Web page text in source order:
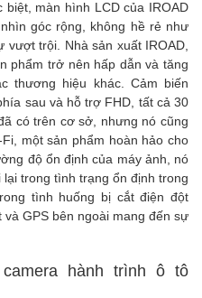
màn hình LCD của IROAD
góc rộng, không hề rẻ như
trội. Nhà sản xuất IROAD,
phẩm trở nên hấp dẫn và tăng
thương hiệu khác. Cảm biến
sau và hỗ trợ FHD, tất cả 30
có trên cơ sở, nhưng nó cũng
một sản phẩm hoàn hảo cho
độ ổn định của máy ảnh, nó
trong tình trạng ổn định trong
tình huống bị cắt điện đột
GPS bên ngoài mang đến sự
hành trình ô tô